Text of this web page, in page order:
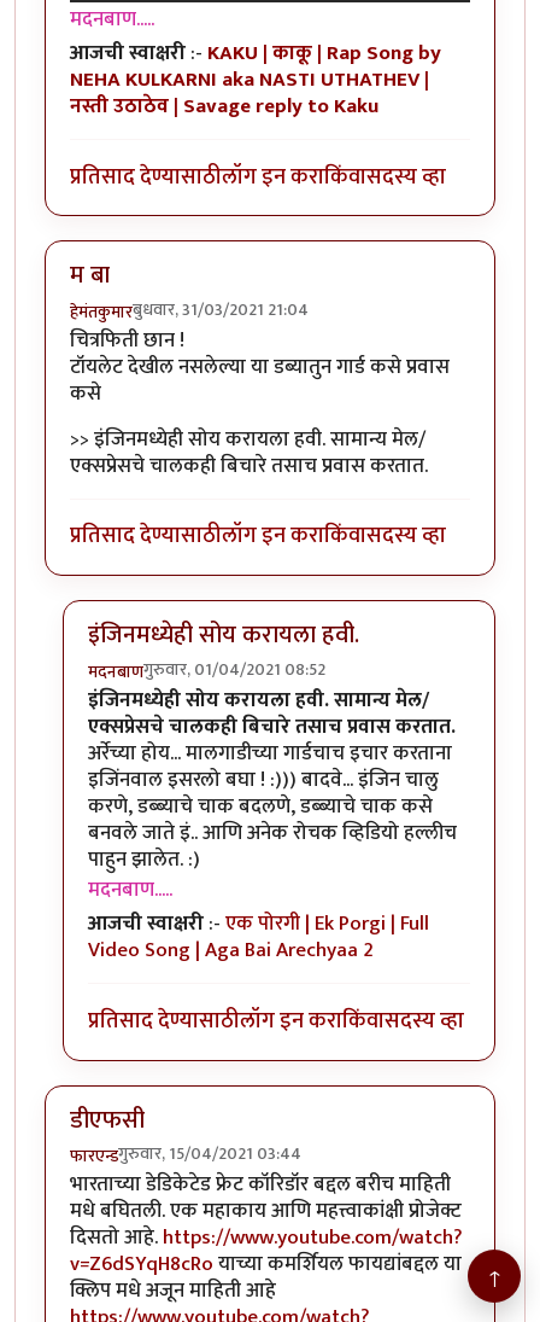
मदनबाण.....
आजची स्वाक्षरी:- KAKU | काकू | Rap Song by
NEHA KULKARNI aka NASTI UTHATHEV |
नस्ती उठाठेव | Savage reply to Kaku
प्रतिसाद देण्यासाठीलॉग इन कराकिंवासदस्य व्हा
म बा
हेमंतकुमारबुधवार, 31/03/2021 21:04
चित्रफिती छान !
टॉयलेट देखील नसलेल्या या डब्यातुन गार्ड कसे प्रवास
कसे
>> इंजिनमध्येही सोय करायला हवी. सामान्य मेल/
एक्सप्रेसचे चालकही बिचारे तसाच प्रवास करतात.
प्रतिसाद देण्यासाठीलॉग इन कराकिंवासदस्य व्हा
इंजिनमध्येही सोय करायला हवी.
मदनबाणगुरुवार, 01/04/2021 08:52
In reply toम बाbyहेमंतकुमार
इंजिनमध्येही सोय करायला हवी. सामान्य मेल/
एक्सप्रेसचे चालकही बिचारे तसाच प्रवास करतात.
अर्रेच्या होय... मालगाडीच्या गार्डचाच इचार करताना
इजिंनवाल इसरलो बघा ! :))) बादवे... इंजिन चालु
करणे, डब्ब्याचे चाक बदलणे, डब्ब्याचे चाक कसे
बनवले जाते इं.. आणि अनेक रोचक व्हिडियो हल्लीच
पाहुन झालेत. :)
मदनबाण.....
आजची स्वाक्षरी:-एक पोरगी | Ek Porgi | Full
Video Song | Aga Bai Arechyaa 2
प्रतिसाद देण्यासाठीलॉग इन कराकिंवासदस्य व्हा
डीएफसी
फारएन्डगुरुवार, 15/04/2021 03:44
भारताच्या डेडिकेटेड फ्रेट कॉरिडॉर बद्दल बरीच माहिती
मधे बघितली. एक महाकाय आणि महत्त्वाकांक्षी प्रोजेक्ट
दिसतो आहे.https://www.youtube.com/watch?
v=Z6dSYqH8cRoयाच्या कमर्शियल फायद्यांबद्दल या
क्लिप मधे अजून माहिती आहे ↑